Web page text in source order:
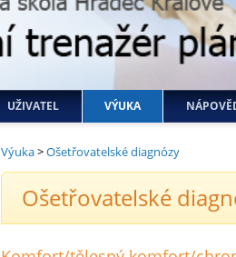
UŽIVATEL VÝUKA
Výuka>Ošetřovatelské diagnózy
Ošetřovatelské